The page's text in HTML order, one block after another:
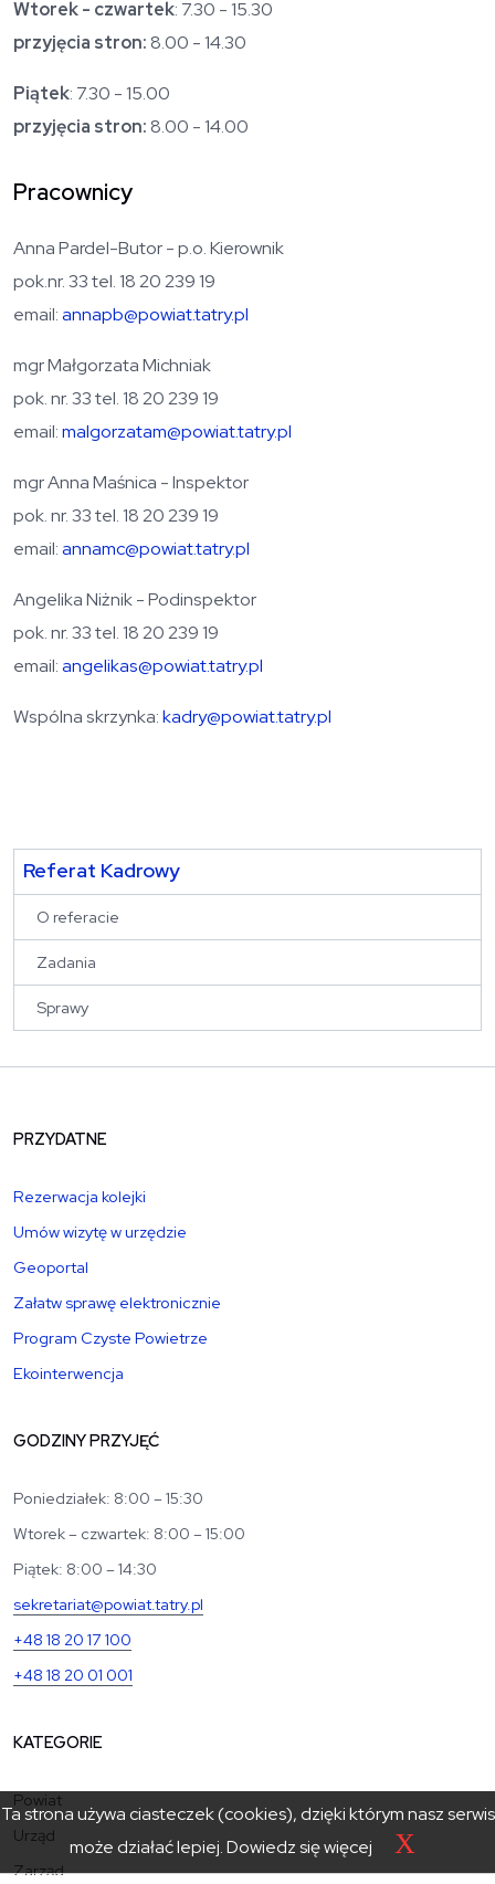
Wtorek - czwartek: 7.30 - 15.30
przyjęcia stron:8.00 - 14.30
Piątek: 7.30 - 15.00
przyjęcia stron:8.00 - 14.00
Pracownicy
Anna Pardel-Butor - p.o. Kierownik
pok.nr. 33 tel. 18 20 239 19
email:annapb@powiat.tatry.pl
mgr Małgorzata Michniak
pok. nr. 33 tel. 18 20 239 19
email:malgorzatam@powiat.tatry.pl
mgr Anna Maśnica - Inspektor
pok. nr. 33 tel. 18 20 239 19
email:annamc@powiat.tatry.pl
Angelika Niżnik - Podinspektor
pok. nr. 33 tel. 18 20 239 19
email:angelikas@powiat.tatry.pl
Wspólna skrzynka:kadry@powiat.tatry.pl
Referat Kadrowy
O referacie
Zadania
Sprawy
PRZYDATNE
Rezerwacja kolejki
Umów wizytę w urzędzie
Geoportal
Załatw sprawę elektronicznie
Program Czyste Powietrze
Ekointerwencja
GODZINY PRZYJĘĆ
Poniedziałek: 8:00 – 15:30
Wtorek – czwartek: 8:00 – 15:00
Piątek: 8:00 – 14:30
sekretariat@powiat.tatry.pl
+48 18 20 17 100
+48 18 20 01 001
KATEGORIE
Powiat
Urząd
Zarząd
Ta strona używa ciasteczek (cookies), dzięki którym nasz serwis
może działać lepiej.Dowiedz się więcej X